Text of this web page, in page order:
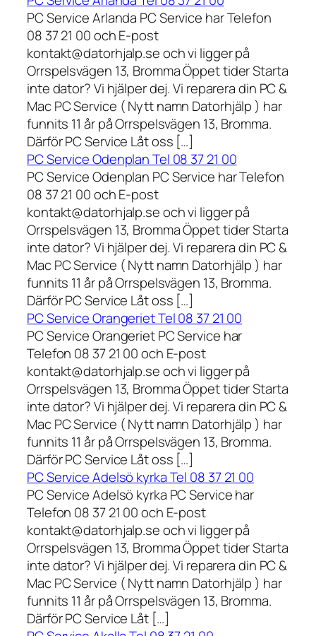
PC Service Arlanda PC Service har Telefon
08 37 21 00 och E-post
kontakt@datorhjalp.se och vi ligger på
Orrspelsvägen 13, Bromma Öppet tider Starta
inte dator? Vi hjälper dej. Vi reparera din PC &
Mac PC Service ( Nytt namn Datorhjälp ) har
funnits 11 år på Orrspelsvägen 13, Bromma.
Därför PC Service Låt oss […]
PC Service Odenplan Tel 08 37 21 00
PC Service Odenplan PC Service har Telefon
08 37 21 00 och E-post
kontakt@datorhjalp.se och vi ligger på
Orrspelsvägen 13, Bromma Öppet tider Starta
inte dator? Vi hjälper dej. Vi reparera din PC &
Mac PC Service ( Nytt namn Datorhjälp ) har
funnits 11 år på Orrspelsvägen 13, Bromma.
Därför PC Service Låt oss […]
PC Service Orangeriet Tel 08 37 21 00
PC Service Orangeriet PC Service har
Telefon 08 37 21 00 och E-post
kontakt@datorhjalp.se och vi ligger på
Orrspelsvägen 13, Bromma Öppet tider Starta
inte dator? Vi hjälper dej. Vi reparera din PC &
Mac PC Service ( Nytt namn Datorhjälp ) har
funnits 11 år på Orrspelsvägen 13, Bromma.
Därför PC Service Låt oss […]
PC Service Adelsö kyrka Tel 08 37 21 00
PC Service Adelsö kyrka PC Service har
Telefon 08 37 21 00 och E-post
kontakt@datorhjalp.se och vi ligger på
Orrspelsvägen 13, Bromma Öppet tider Starta
inte dator? Vi hjälper dej. Vi reparera din PC &
Mac PC Service ( Nytt namn Datorhjälp ) har
funnits 11 år på Orrspelsvägen 13, Bromma.
Därför PC Service Låt […]